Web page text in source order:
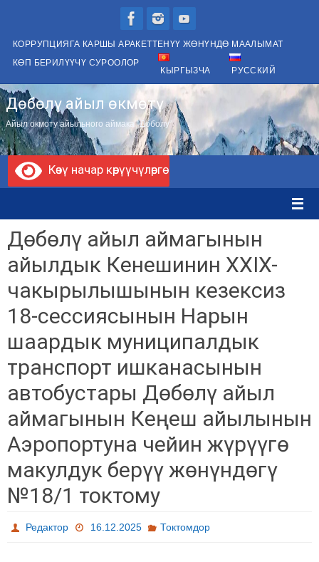
content
КОРРУПЦИЯГА КАРШЫ АРАКЕТТЕНҮҮ ЖӨНҮНДӨ МААЛЫМАТ
КӨП БЕРИЛҮҮЧҮ СУРООЛОР
КЫРГЫЗЧА РУССКИЙ
Дөбөлү айыл өкмөтү
Айыл окмоту айыльного аймака "Доболу"
Көзү начар көрүүчүлөргө
Дөбөлү айыл аймагынын
айылдык Кенешинин XXIX-
чакырылышынын кезексиз
18-сессиясынын Нарын
шаардык муниципалдык
транспорт ишканасынын
автобустары Дөбөлү айыл
аймагынын Кеңеш айылынын
Аэропортуна чейин жүрүүгө
макулдук берүү жөнүндөгү
№18/1 токтому
Редактор 16.12.2025 Токтомдор